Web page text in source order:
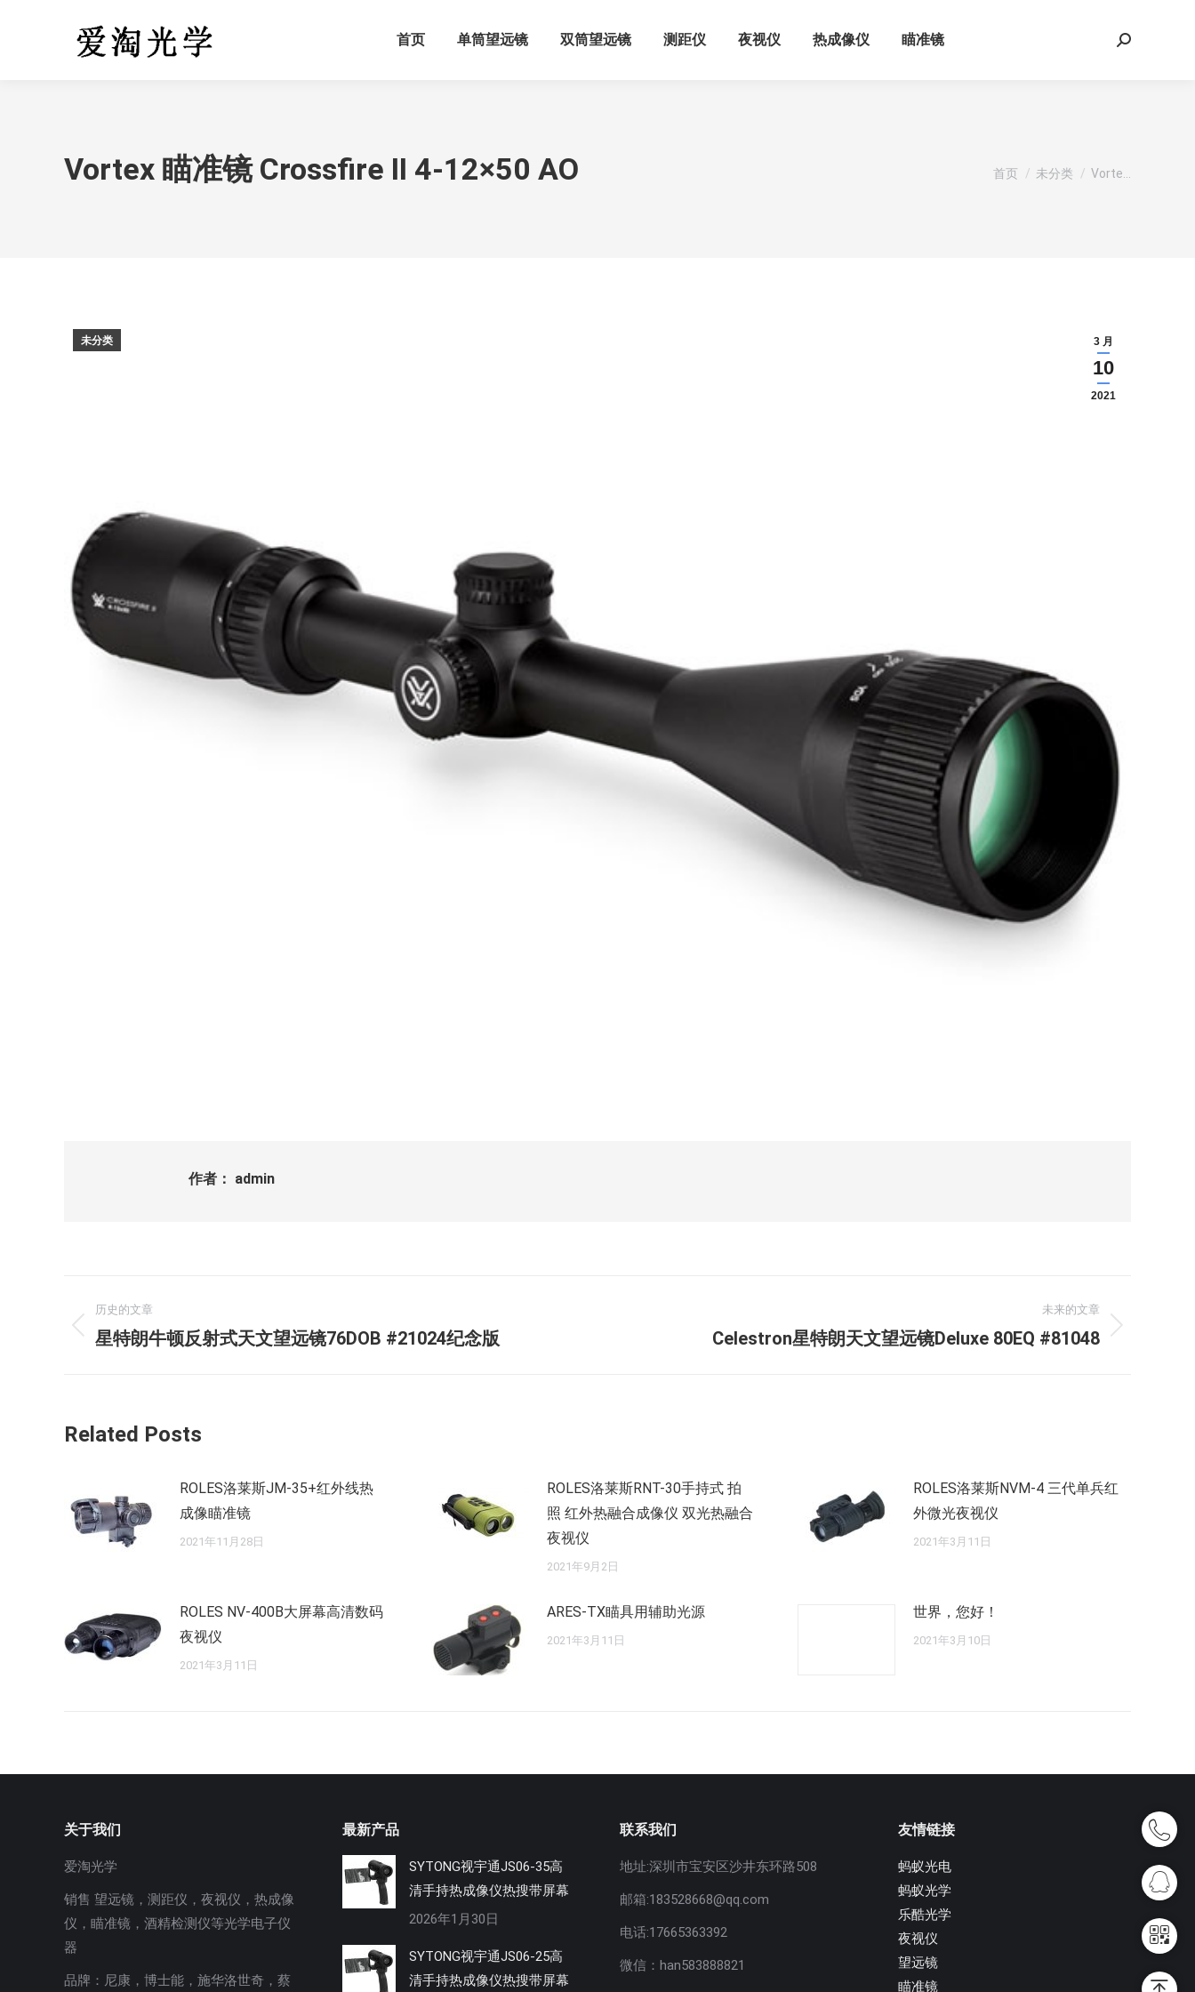
首页 单筒望远镜 双筒望远镜 测距仪 夜视仪 热成像仪 瞄准镜 Search:
Vortex 瞄准镜 Crossfire II 4-12×50 AO 您在这里：
首页 未分类 Vorte…
3 月
10
2021
未分类
作者： admin
章
历史的文章
历
章：
星特朗牛顿反射式天文望远镜76DOB #21024纪念版
未来的文章
Celestron星特朗天文望远镜Deluxe 80EQ #81048
Related Posts
ROLES洛莱斯JM-35+红外线热
成像瞄准镜
2021年11月28日
ROLES洛莱斯RNT-30手持式 拍
照 红外热融合成像仪 双光热融合
夜视仪
2021年9月2日
ROLES洛莱斯NVM-4 三代单兵红
外微光夜视仪
2021年3月11日
ROLES NV-400B大屏幕高清数码
夜视仪
2021年3月11日
ARES-TX瞄具用辅助光源
2021年3月11日
世界，您好！
2021年3月10日
关于我们
爱淘光学
销售 望远镜，测距仪，夜视仪，热成像
仪，瞄准镜，酒精检测仪等光学电子仪
器
品牌：尼康，博士能，施华洛世奇，蔡
最新产品
SYTONG视宇通JS06-35高
清手持热成像仪热搜带屏幕
2026年1月30日
SYTONG视宇通JS06-25高
清手持热成像仪热搜带屏幕
联系我们
地址:深圳市宝安区沙井东环路508
邮箱:183528668@qq.com
电话:17665363392
微信：han583888821
友情链接
蚂蚁光电
蚂蚁光学
乐酷光学
夜视仪
望远镜
瞄准镜